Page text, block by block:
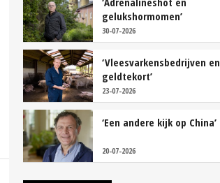
gelukshormomen’
30-07-2026
‘Vleesvarkensbedrijven en
geldtekort’
23-07-2026
‘Een andere kijk op China’
20-07-2026